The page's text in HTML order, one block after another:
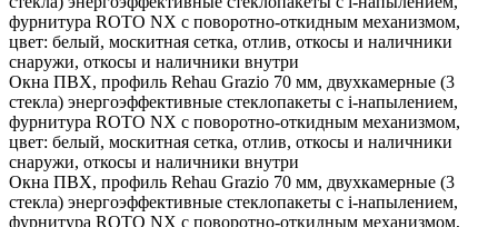
фурнитура ROTO NX с поворотно-откидным механизмом,
цвет: белый, москитная сетка, отлив, откосы и наличники
снаружи, откосы и наличники внутри
Окна ПВХ, профиль Rehau Grazio 70 мм, двухкамерные (3
стекла) энергоэффективные стеклопакеты c i-напылением,
фурнитура ROTO NX с поворотно-откидным механизмом,
цвет: белый, москитная сетка, отлив, откосы и наличники
снаружи, откосы и наличники внутри
Окна ПВХ, профиль Rehau Grazio 70 мм, двухкамерные (3
стекла) энергоэффективные стеклопакеты c i-напылением,
фурнитура ROTO NX с поворотно-откидным механизмом,